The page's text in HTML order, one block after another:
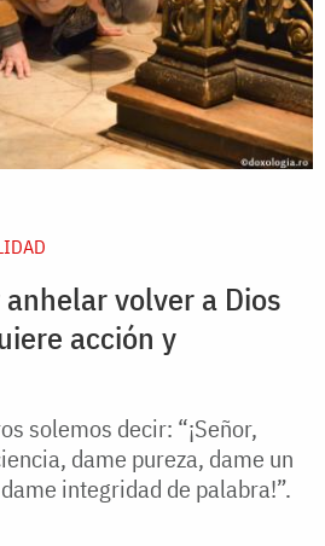
volver a Dios
acción y
solemos decir: “¡Señor,
dame pureza, dame un
integridad de palabra!”.